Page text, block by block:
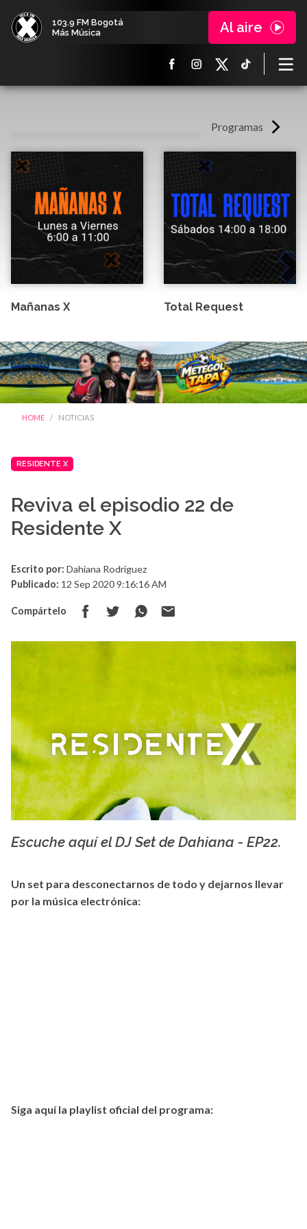
103.9 FM Bogotá
Más Música
Al aire
Programas
Mañanas X Total Request
HOME NOTICIAS
RESIDENTE X
Reviva el episodio 22 de
Residente X
Escrito por: Dahiana Rodríguez
Publicado: 12 Sep 2020 9:16:16 AM
Compártelo
Escuche aquí el DJ Set de Dahiana - EP22.
Un set para desconectarnos de todo y dejarnos llevar
por la música electrónica:
Siga aquí la playlist oficial del programa: